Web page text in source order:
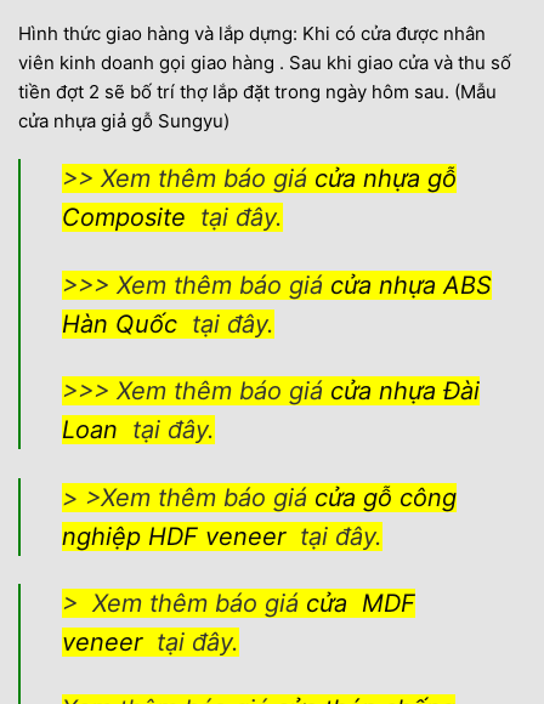
Hình thức giao hàng và lắp dựng: Khi có cửa được nhân
viên kinh doanh gọi giao hàng . Sau khi giao cửa và thu số
tiền đợt 2 sẽ bố trí thợ lắp đặt trong ngày hôm sau. (Mẫu
cửa nhựa giả gỗ Sungyu)
>> Xem thêm báo giá cửa nhựa gỗ
Composite tại đây.
>>> Xem thêm báo giá cửa nhựa ABS
Hàn Quốctại đây.
>>> Xem thêm báo giá cửa nhựa Đài
Loan tại đây.
> >Xem thêm báo giá cửa gỗ công
nghiệp HDF veneertại đây.
> Xem thêm báo giá cửa MDF
veneertại đây.